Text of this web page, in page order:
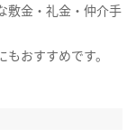
敷金・礼金・仲介手
おすすめです。